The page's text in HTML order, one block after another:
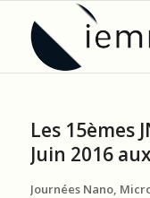
Les 15èmes
Juin 2016
Journées Nano,